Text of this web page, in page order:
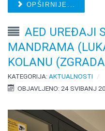
OPŠIRNIJE...
AED UREĐAJI
MANDRAMA
KOLANU
KATEGORIJA:AKTUALNOSTI
OBJAVLJENO: 24 SVIBANJ